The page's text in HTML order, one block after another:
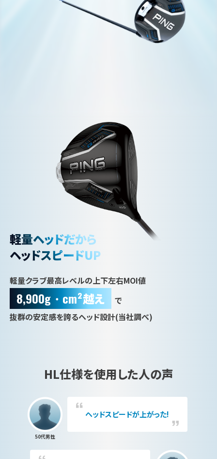
軽量ヘッドだから
ヘッドスピードUP
軽量クラブ最高レベルの上下左右MOI値
8,900g・cm²越え
で
抜群の安定感を誇るヘッド設計(当社調べ)
HL仕様を使用した人の声
ヘッドスピードが上がった!
50代男性